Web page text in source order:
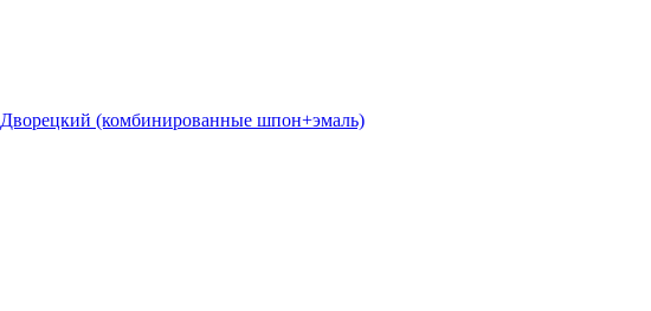
Дворецкий (комбинированные шпон+эмаль)